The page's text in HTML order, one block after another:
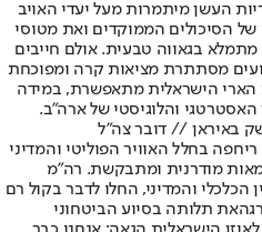
העשן מיתמרות מעל יעדי האויב
של הסיכולים הממוקדים ואת מטוסי
בגאווה טבעית. אולם חייבים
מסתתרת מציאות קרה ומפוכחת
הארי הישראלית מתאפשרת, במידה
והלוגיסטי של ארה"ב.
באיראן // דובר צה"ל
7 באוקטובר ריחפה בחלל האוויר הפוליטי והמדיני
מודרנית ומתבקשת. רה"מ
הכלכלי והמדיני, החלו לדבר בקול רם
את תלותה בסיוע הביטחוני